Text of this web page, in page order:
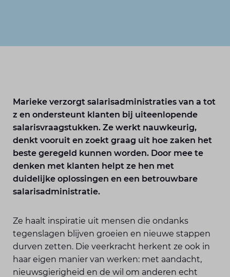
Marieke verzorgt salarisadministraties van a tot
z en ondersteunt klanten bij uiteenlopende
salarisvraagstukken. Ze werkt nauwkeurig,
denkt vooruit en zoekt graag uit hoe zaken het
beste geregeld kunnen worden. Door mee te
denken met klanten helpt ze hen met
duidelijke oplossingen en een betrouwbare
salarisadministratie.
Ze haalt inspiratie uit mensen die ondanks
tegenslagen blijven groeien en nieuwe stappen
durven zetten. Die veerkracht herkent ze ook in
haar eigen manier van werken: met aandacht,
nieuwsgierigheid en de wil om anderen echt